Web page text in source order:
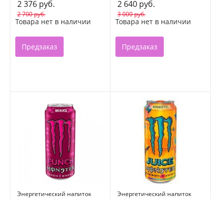
2 376 руб.
2 700 руб.
Товара нет в наличии
Предзаказ
2 640 руб.
3 000 руб.
Товара нет в наличии
Предзаказ
Энергетический напиток
Энергетический напиток